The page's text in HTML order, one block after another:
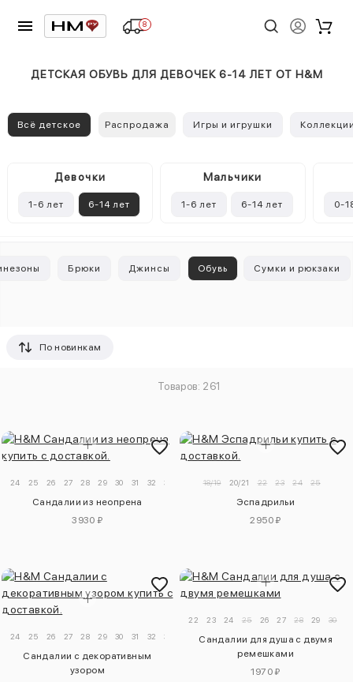
8
ДЕТСКАЯ ОБУВЬ ДЛЯ ДЕВОЧЕК 6-14 ЛЕТ ОТ H&M
Всё детское Распродажа Игры и игрушки
Девочки
1-6 лет 6-14 лет
Mальчики
1-6 лет 6-14 лет 0-
Брюки Джинсы Обувь Сумки и рюкзаки
По новинкам
Товаров: 261
24 25 26 27 28 29 30 31 32 33
Сандалии из неопрена
3930 ₽
18/19 20/21 22 23 24 25
Эспадрильи
2950 ₽
24 25 26 27 28 29 30 31 32 33
Сандалии с декоративным
узором
22 23 24 25 26 27 28 29 30
Сандалии для душа с двумя
ремешками
1970 ₽